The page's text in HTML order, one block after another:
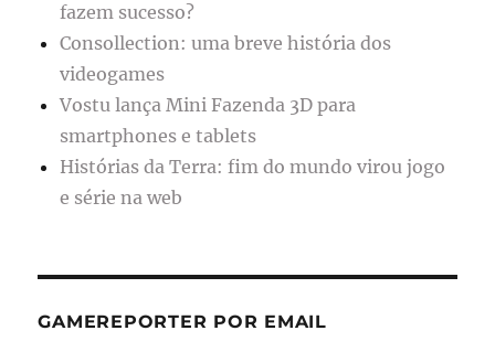
fazem sucesso?
Consollection: uma breve história dos
videogames
Vostu lança Mini Fazenda 3D para
smartphones e tablets
Histórias da Terra: fim do mundo virou jogo
e série na web
GAMEREPORTER POR EMAIL